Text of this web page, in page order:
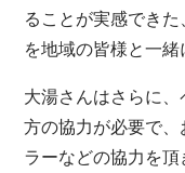
ることが実感でき
を地域の皆様と一緒
大湯さんはさらに
方の協力が必要で
ラーなどの協力を